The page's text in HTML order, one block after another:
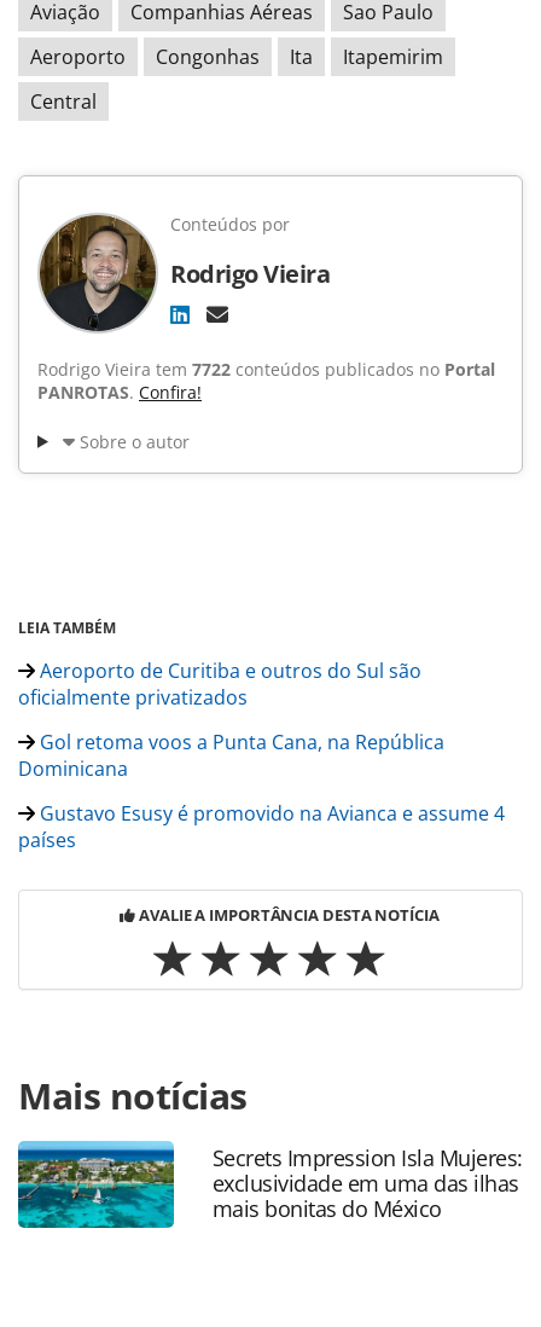
Aviação Companhias Aéreas
Sao Paulo
Aeroporto
Congonhas Ita
Itapemirim
Central
Conteúdos por
Rodrigo Vieira
Rodrigo Vieira tem 7722 conteúdos publicados no Portal
PANROTAS. Confira!
Sobre o autor
LEIA TAMBÉM
Aeroporto de Curitiba e outros do Sul são
oficialmente privatizados
Gol retoma voos a Punta Cana, na República
Dominicana
Gustavo Esusy é promovido na Avianca e assume 4
países
AVALIE A IMPORTÂNCIA DESTA NOTÍCIA
https://www.panrotas.com.br/aviacao/empresas/2021/11/
transportes-aereos-ita-estreia-em-congonhas_185634.html
ou as ferramentas oferecidas na página. Todo o conteúdo
produzido pela PANROTAS Editora é protegido pela
legislação brasileira sobre direito autoral. Não reproduza o
conteúdo sem autorização da PANROTAS Editora
Mais notícias
Secrets Impression Isla Mujeres:
exclusividade em uma das ilhas
mais bonitas do México